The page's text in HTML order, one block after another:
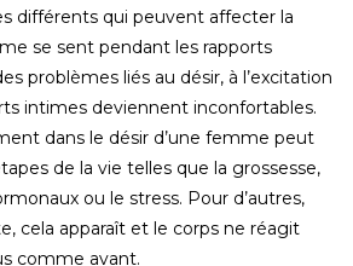
différents qui peuvent affecter la
se sent pendant les rapports
problèmes liés au désir, à l’excitation
intimes deviennent inconfortables.
dans le désir d’une femme peut
de la vie telles que la grossesse,
ou le stress. Pour d’autres,
cela apparaît et le corps ne réagit
comme avant.